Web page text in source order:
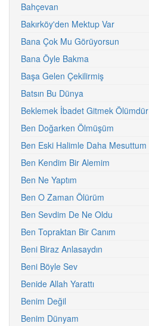
Bahçevan
Bakırköy'den Mektup Var
Bana Çok Mu Görüyorsun
Bana Öyle Bakma
Başa Gelen Çekilirmiş
Batsın Bu Dünya
Beklemek İbadet Gitmek Ölümdür
Ben Doğarken Ölmüşüm
Ben Eski Halimle Daha Mesuttum
Ben Kendim Bir Alemim
Ben Ne Yaptım
Ben O Zaman Ölürüm
Ben Sevdim De Ne Oldu
Ben Topraktan Bir Canım
Beni Biraz Anlasaydın
Beni Böyle Sev
Benide Allah Yarattı
Benim Değil
Benim Dünyam